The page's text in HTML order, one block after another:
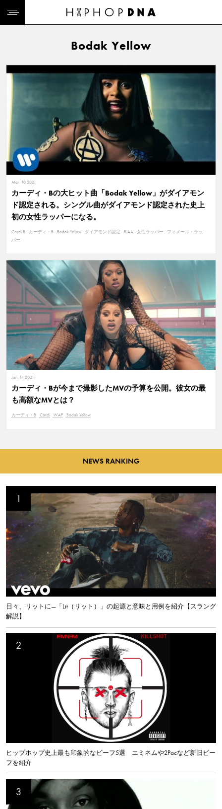
Bodak Yellow
Mar. 10 2021
カーディ・Bの大ヒット曲「Bodak Yellow」がダイアモン
ド認定される。シングル曲がダイアモンド認定された史上
初の女性ラッパーになる。
Cardi B カーディ・B Bodak Yellow ダイアモンド認定 RIAA 女性ラッパー
フィメール・ラッ
パー
Jan. 14 2021
カーディ・Bが今まで撮影したMVの予算を公開。彼女の最
も高額なMVとは？
カーディ・B Cardi WAP Bodak Yellow
NEWS RANKING
日々、リットに—「Lit（リット）」の起源と意味と用例を紹介【スラング
解説】
ヒップホップ史上最も印象的なビーフ5選 エミネムや2Pacなど新旧ビー
フを紹介